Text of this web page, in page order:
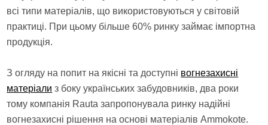
всі типи матеріалів, що використовуються у світовій
практиці. При цьому більше 60% ринку займає імпортна
продукція.
З огляду на попит на якісні та доступні вогнезахисні
матеріали з боку українських забудовників, два роки
тому компанія Rauta запропонувала ринку надійні
вогнезахисні рішення на основі матеріалів Ammokote.